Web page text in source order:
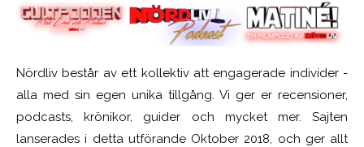
Nördliv består av ett kollektiv att engagerade individer -
alla med sin egen unika tillgång. Vi ger er recensioner,
podcasts, krönikor, guider och mycket mer. Sajten
lanserades i detta utförande Oktober 2018, och ger allt